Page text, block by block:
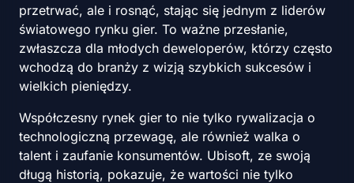
przetrwać, ale i rosnąć, stając się jednym z liderów
światowego rynku gier. To ważne przesłanie,
zwłaszcza dla młodych deweloperów, którzy często
wchodzą do branży z wizją szybkich sukcesów i
wielkich pieniędzy.
Współczesny rynek gier to nie tylko rywalizacja o
technologiczną przewagę, ale również walka o
talent i zaufanie konsumentów. Ubisoft, ze swoją
długą historią, pokazuje, że wartości nie tylko